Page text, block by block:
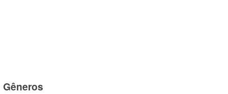
Gêneros